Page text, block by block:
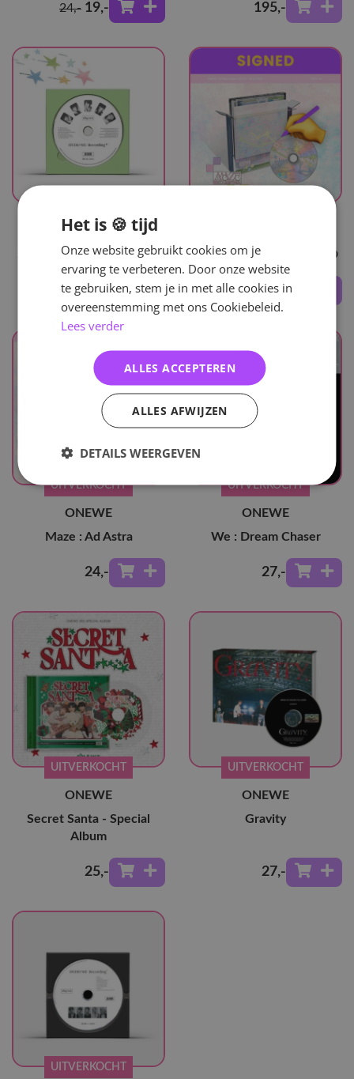
24,- 19,- 195,-
ONEWE
Studio We : Recording #4
21,-
Maze : Ad Astra - SIGNED
30,-
UITVERKOCHT
ONEWE
Maze : Ad Astra
24,-
UITVERKOCHT
ONEWE
We : Dream Chaser
27,-
UITVERKOCHT
ONEWE
Secret Santa - Special
Album
25,-
UITVERKOCHT
ONEWE
Gravity
27,-
UITVERKOCHT
Het is 🍪 tijd
Onze website gebruikt cookies om je
ervaring te verbeteren. Door onze website
te gebruiken, stem je in met alle cookies in
overeenstemming met ons Cookiebeleid.
Lees verder
ALLES ACCEPTEREN
ALLES AFWIJZEN
DETAILS WEERGEVEN